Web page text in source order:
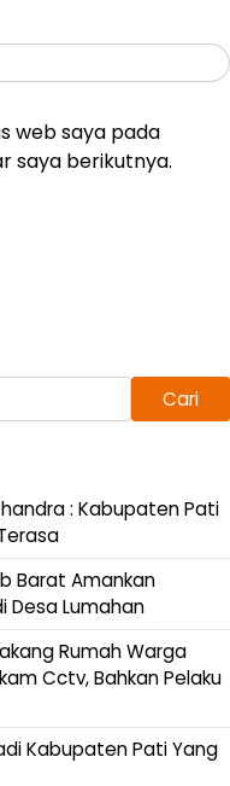
web saya pada
saya berikutnya.
Cari
: Kabupaten Pati
Barat Amankan
Desa Lumahan
Rumah Warga
Cctv, Bahkan Pelaku
Kabupaten Pati Yang